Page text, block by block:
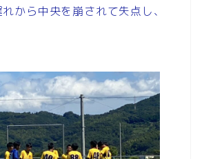
から中央を崩されて失点し、